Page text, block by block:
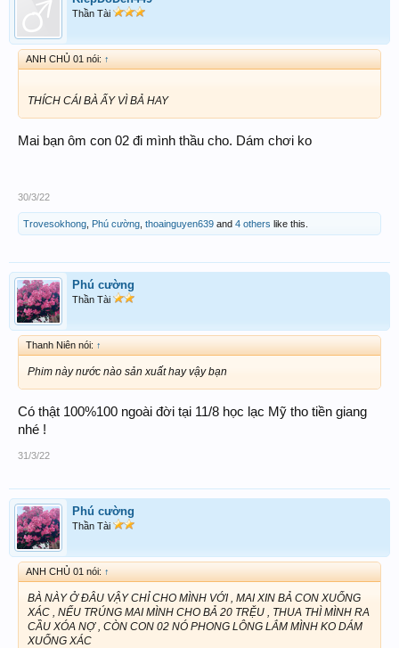
Thần Tài
ANH CHỦ 01 nói: ↑
THÍCH CÁI BÀ ẤY VÌ BẢ HAY
Mai bạn ôm con 02 đi mình thầu cho. Dám chơi ko
30/3/22
Trovesokhong Phú cường thoainguyen639 and 4 others like this.
Phú cường
Thần Tài
Thanh Niên nói: ↑
Phim này nước nào sản xuất hay vậy bạn
Có thật 100%100 ngoài đời tại 11/8 học lạc Mỹ tho tiền giang
nhé !
31/3/22
Phú cường
Thần Tài
ANH CHỦ 01 nói: ↑
BÀ NÀY Ở ĐÂU VẬY CHỈ CHO MÌNH VỚI , MAI XIN BẢ CON XUỐNG
XÁC , NẾU TRÚNG MAI MÌNH CHO BẢ 20 TRỆU , THUA THÌ MÌNH RA
CẦU XÓA NỢ , CÒN CON 02 NÓ PHONG LÔNG LẮM MÌNH KO DÁM
XUỐNG XÁC